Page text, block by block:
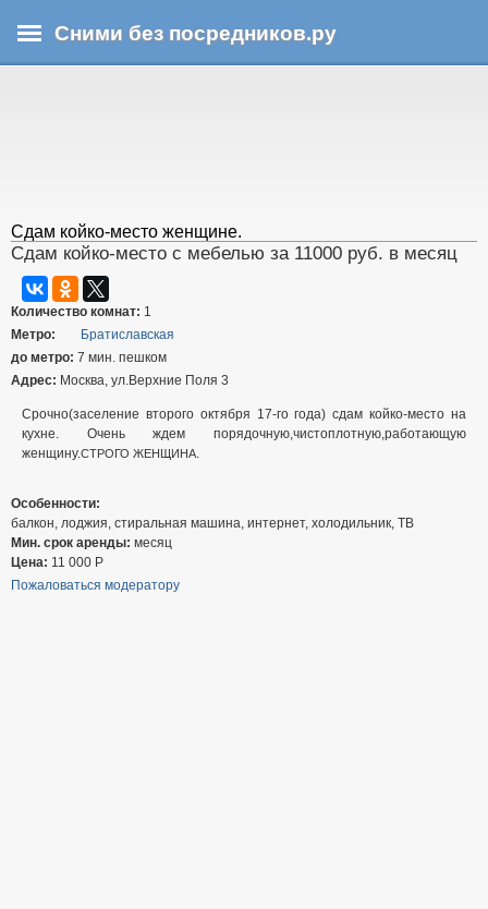
к
основному
Сними без посредников.ру
Сдам койко-место женщине.
Сдам койко-место с мебелью за 11000 руб. в месяц
Количество комнат: 1
Метро:
Братиславская
до метро: 7 мин. пешком
Адрес: Москва, ул.Верхние Поля 3
Срочно(заселение второго октября 17-го года) сдам койко-место на
кухне. Очень ждем порядочную,чистоплотную,работающую
женщину.СТРОГО ЖЕНЩИНА.
Особенности:
балкон, лоджия, стиральная машина, интернет, холодильник, ТВ
Мин. срок аренды: месяц
Цена: 11 000 Р
Пожаловаться модератору